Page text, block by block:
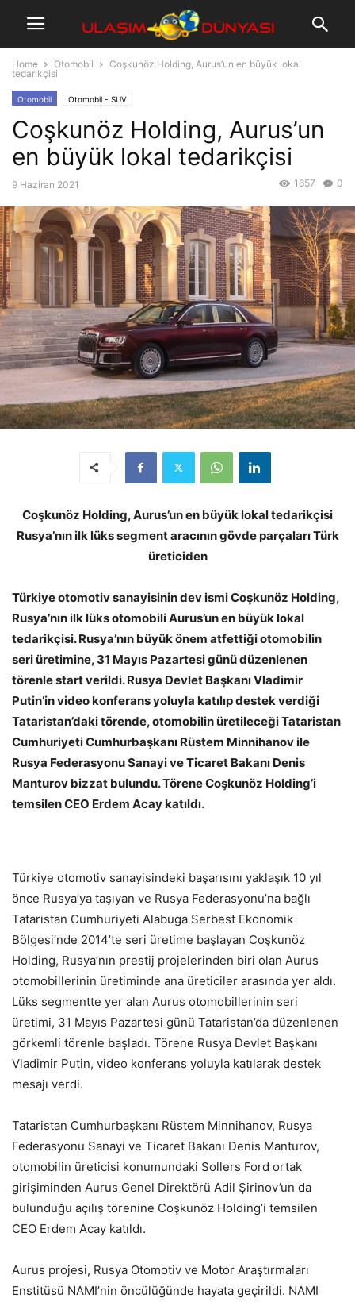
Home Otomobil
Coşkunöz Holding, Aurus’un en büyük lokal
tedarikçisi
Otomobil Otomobil - SUV
Coşkunöz Holding, Aurus’un
en büyük lokal tedarikçisi
9 Haziran 2021 0
1657
Coşkunöz Holding, Aurus’un en büyük lokal tedarikçisi
Rusya’nın ilk lüks segment aracının gövde parçaları Türk
üreticiden
Türkiye otomotiv sanayisinin dev ismi Coşkunöz Holding,
Rusya’nın ilk lüks otomobili Aurus’un en büyük lokal
tedarikçisi. Rusya’nın büyük önem atfettiği otomobilin
seri üretimine, 31 Mayıs Pazartesi günü düzenlenen
törenle start verildi. Rusya Devlet Başkanı Vladimir
Putin’in video konferans yoluyla katılıp destek verdiği
Tataristan’daki törende, otomobilin üretileceği Tataristan
Cumhuriyeti Cumhurbaşkanı Rüstem Minnihanov ile
Rusya Federasyonu Sanayi ve Ticaret Bakanı Denis
Manturov bizzat bulundu. Törene Coşkunöz Holding’i
temsilen CEO Erdem Acay katıldı.
Türkiye otomotiv sanayisindeki başarısını yaklaşık 10 yıl
önce Rusya’ya taşıyan ve Rusya Federasyonu’na bağlı
Tataristan Cumhuriyeti Alabuga Serbest Ekonomik
Bölgesi’nde 2014’te seri üretime başlayan Coşkunöz
Holding, Rusya’nın prestij projelerinden biri olan Aurus
otomobillerinin üretiminde ana üreticiler arasında yer aldı.
Lüks segmentte yer alan Aurus otomobillerinin seri
üretimi, 31 Mayıs Pazartesi günü Tataristan’da düzenlenen
görkemli törenle başladı. Törene Rusya Devlet Başkanı
Vladimir Putin, video konferans yoluyla katılarak destek
mesajı verdi.
Tataristan Cumhurbaşkanı Rüstem Minnihanov, Rusya
Federasyonu Sanayi ve Ticaret Bakanı Denis Manturov,
otomobilin üreticisi konumundaki Sollers Ford ortak
girişiminden Aurus Genel Direktörü Adil Şirinov’un da
bulunduğu açılış törenine Coşkunöz Holding’i temsilen
CEO Erdem Acay katıldı.
Aurus projesi, Rusya Otomotiv ve Motor Araştırmaları
Enstitüsü NAMI’nin öncülüğünde hayata geçirildi. NAMI